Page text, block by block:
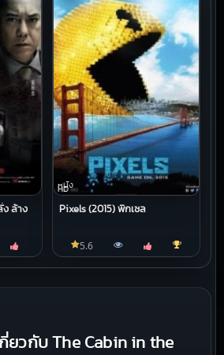
ง ล้าง
หนัง
HD
Pixels (2015) พิกเซล
5.6
ยวกับ The Cabin in the